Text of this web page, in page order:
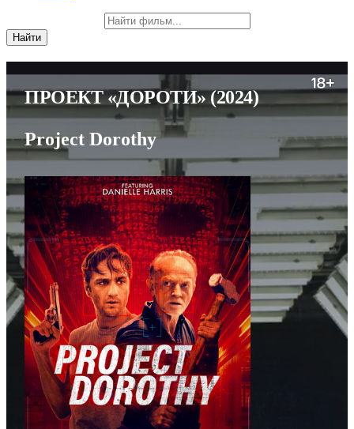
ПРОЕКТ «ДОРОТИ»(2024)
Project Dorothy